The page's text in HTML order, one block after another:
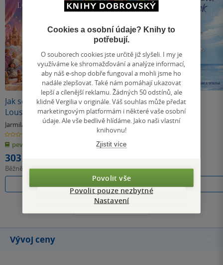
Jak se louská
Louskáček
Jarmila Dědková
0.0
z
5
hvězdiček
pevná vazba
303 Kč
Běžně
339 Kč
Přidej slunci
paprsek
Jarmila Dědková
hvězdiček
pevná vazba
Běžně349 Kč
Do košíku
Přidej slunci
paprsek
Jarmila Dědková
Vývoj ceny
Cookies a osobní údaje? Knihy to
potřebují.
O souborech cookies jste určitě již slyšeli. I my je
využíváme ke shromažďování a analýze informací,
aby náš e-shop dobře fungoval a mohli jsme ho
nadále zlepšovat. Také nám pomáhají ukazovat
lepší a cílenější reklamu. Žádných 50 odstínů, ale
klidně Vergilia v originále. Váš souhlas může předat
marketingovým platformám i některé vaše osobní
údaje. Ale vše bedlivě hlídáme. Jako naši vlastní
knihovnu!
Zjistit více
Povolit vše
Povolit pouze nezbytné
Nastavení